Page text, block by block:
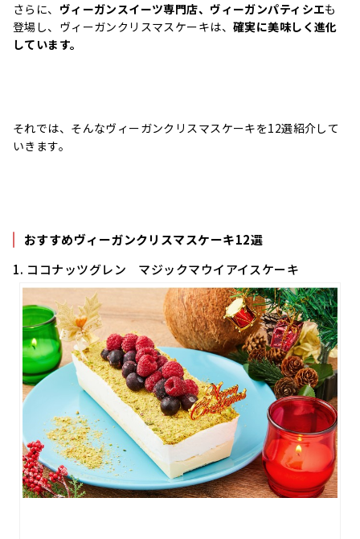
さらに、 ヴィーガンスイーツ専門店、ヴィーガンパティシエも
登場し、ヴィーガンクリスマスケーキは、 確実に美味しく進化
しています。
それでは、そんなヴィーガンクリスマスケーキを12選紹介して
いきます。
おすすめヴィーガンクリスマスケーキ12選
1. ココナッツグレン マジックマウイアイスケーキ